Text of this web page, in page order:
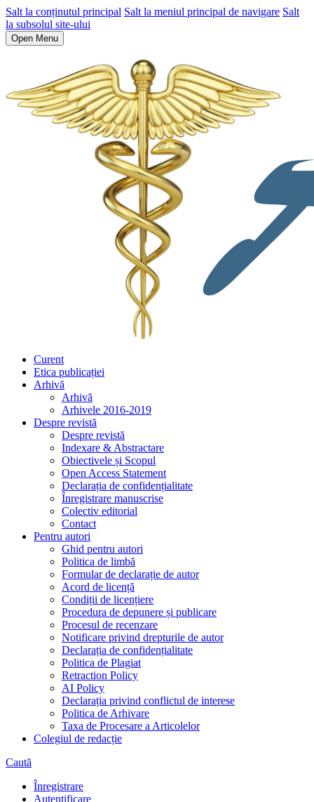
Salt la conținutul principal Salt la meniul principal de navigare Salt
la subsolul site-ului
Open Menu
Curent
Etica publicației
Arhivă
Arhivă
Arhivele 2016-2019
Despre revistă
Despre revistă
Indexare & Abstractare
Obiectivele și Scopul
Open Access Statement
Declarația de confidențialitate
Înregistrare manuscrise
Colectiv editorial
Contact
Pentru autori
Ghid pentru autori
Politica de limbă
Formular de declarație de autor
Acord de licență
Condiții de licențiere
Procedura de depunere și publicare
Procesul de recenzare
Notificare privind drepturile de autor
Declarația de confidențialitate
Politica de Plagiat
Retraction Policy
AI Policy
Declarația privind conflictul de interese
Politica de Arhivare
Taxa de Procesare a Articolelor
Colegiul de redacție
Caută
Înregistrare
Autentificare